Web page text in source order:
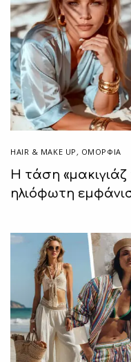
HAIR & MAKE UP , ΟΜΟΡΦΙΑ
Η τάση
ηλιόφωτη